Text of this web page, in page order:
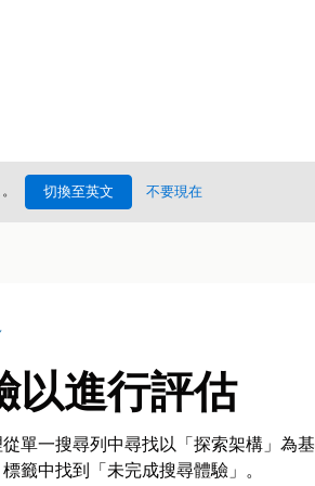
。 切換至英文 不要現在
以進行評估
單一搜尋列中尋找以「探索架構」為
籤中找到「未完成搜尋體驗」。